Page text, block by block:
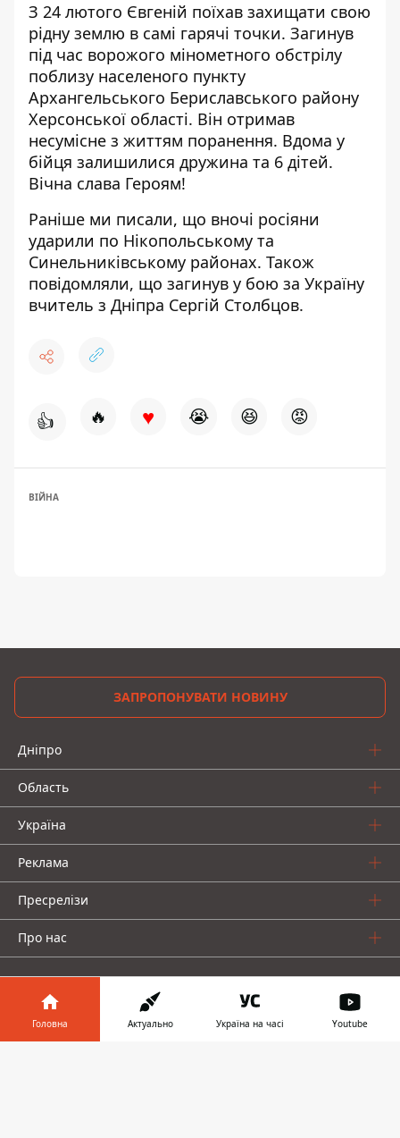
З 24 лютого Євгеній поїхав захищати свою
рідну землю в самі гарячі точки. Загинув
під час ворожого мінометного обстрілу
поблизу населеного пункту
Архангельського Бериславського району
Херсонської області. Він отримав
несумісне з життям поранення. Вдома у
бійця залишилися дружина та 6 дітей.
Вічна слава Героям!
Раніше ми писали, що вночі росіяни
ударили по Нікопольському та
Синельниківському районах. Також
повідомляли, що загинув у бою за Україну
вчитель з Дніпра Сергій Столбцов.
👍 🔥 ♥ 😭 😆 😡
ВІЙНА
ЗАПРОПОНУВАТИ НОВИНУ
Дніпро
Область
Україна
Реклама
Пресрелізи
Про нас
Головна Актуально Україна на часі Youtube